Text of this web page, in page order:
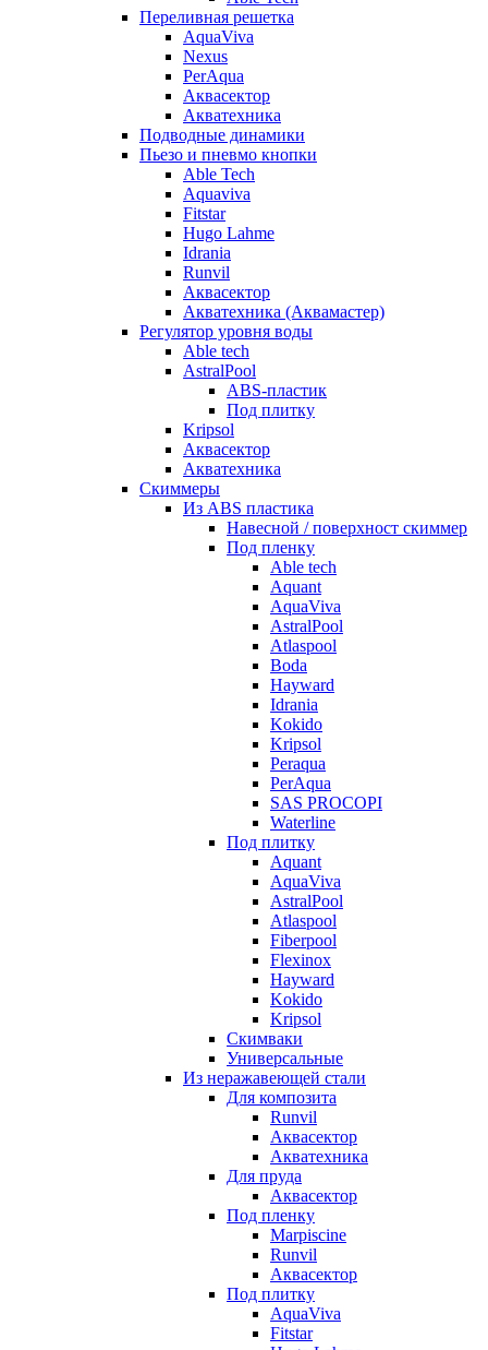
Переливная решетка
AquaViva
Nexus
PerAqua
Аквасектор
Акватехника
Подводные динамики
Пьезо и пневмо кнопки
Able Tech
Aquaviva
Fitstar
Hugo Lahme
Idrania
Runvil
Аквасектор
Акватехника (Аквамастер)
Регулятор уровня воды
Able tech
AstralPool
ABS-пластик
Под плитку
Kripsol
Аквасектор
Акватехника
Скиммеры
Из ABS пластика
Навесной / поверхност скиммер
Под пленку
Able tech
Aquant
AquaViva
AstralPool
Atlaspool
Boda
Hayward
Idrania
Kokido
Kripsol
Peraqua
PerAqua
SAS PROCOPI
Waterline
Под плитку
Aquant
AquaViva
AstralPool
Atlaspool
Fiberpool
Flexinox
Hayward
Kokido
Kripsol
Скимваки
Универсальные
Из неражавеющей стали
Для композита
Runvil
Аквасектор
Акватехника
Для пруда
Аквасектор
Под пленку
Marpiscine
Runvil
Аквасектор
Под плитку
AquaViva
Fitstar